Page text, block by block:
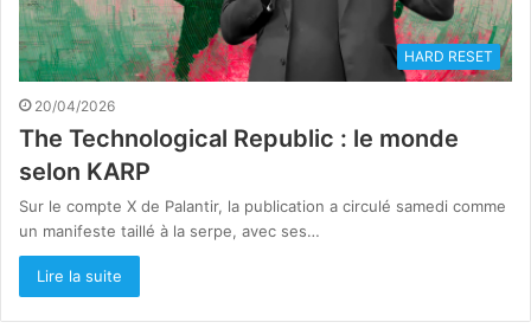
HARD RESET
20/04/2026
The Technological Republic : le monde
selon KARP
Sur le compte X de Palantir, la publication a circulé samedi comme
un manifeste taillé à la serpe, avec ses…
Lire la suite